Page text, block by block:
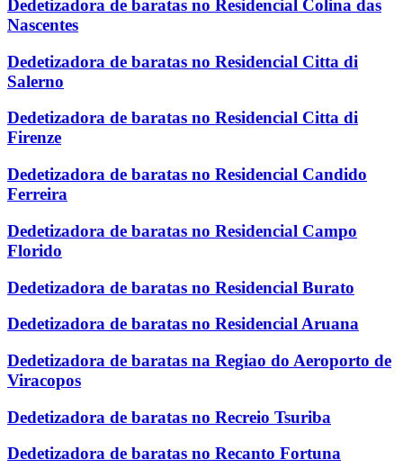
Dedetizadora de baratas no Residencial Colina das
Nascentes
Dedetizadora de baratas no Residencial Citta di
Salerno
Dedetizadora de baratas no Residencial Citta di
Firenze
Dedetizadora de baratas no Residencial Candido
Ferreira
Dedetizadora de baratas no Residencial Campo
Florido
Dedetizadora de baratas no Residencial Burato
Dedetizadora de baratas no Residencial Aruana
Dedetizadora de baratas na Regiao do Aeroporto de
Viracopos
Dedetizadora de baratas no Recreio Tsuriba
Dedetizadora de baratas no Recanto Fortuna